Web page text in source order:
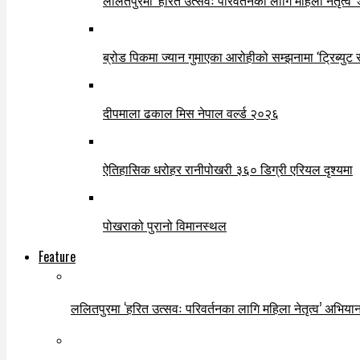
ब्रोड पिकमा ज्यान गुमाएका आरोहीको सम्झनामा ‘ट्रिब्युट
दीपमाला ढकाल मिस नेपाल वर्ल्ड २०२६
ऐतिहासिक धरोहर रानीपोखरी ३६० डिग्री एरियल दृश्यमा
पोखराको पुरानो विमानस्थल
Feature
ललितपुरमा ‘हरित उत्सवः परिवर्तनका लागि महिला नेतृत्व’